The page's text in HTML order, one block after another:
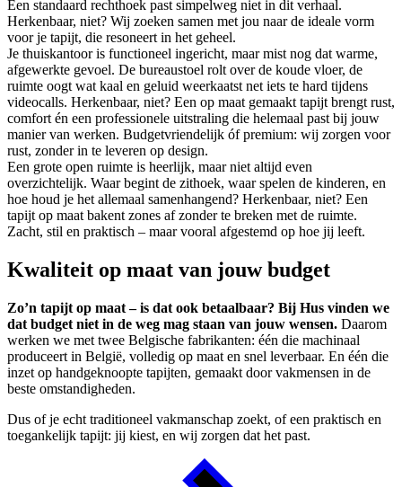
Een standaard rechthoek past simpelweg niet in dit verhaal.
Herkenbaar, niet? Wij zoeken samen met jou naar de ideale vorm
voor je tapijt, die resoneert in het geheel.
Je thuiskantoor is functioneel ingericht, maar mist nog dat warme,
afgewerkte gevoel. De bureaustoel rolt over de koude vloer, de
ruimte oogt wat kaal en geluid weerkaatst net iets te hard tijdens
videocalls. Herkenbaar, niet? Een op maat gemaakt tapijt brengt rust,
comfort én een professionele uitstraling die helemaal past bij jouw
manier van werken. Budgetvriendelijk óf premium: wij zorgen voor
rust, zonder in te leveren op design.
Een grote open ruimte is heerlijk, maar niet altijd even
overzichtelijk. Waar begint de zithoek, waar spelen de kinderen, en
hoe houd je het allemaal samenhangend? Herkenbaar, niet? Een
tapijt op maat bakent zones af zonder te breken met de ruimte.
Zacht, stil en praktisch – maar vooral afgestemd op hoe jij leeft.
Kwaliteit op maat van jouw budget
Zo’n tapijt op maat – is dat ook betaalbaar? Bij Hus vinden we
dat budget niet in de weg mag staan van jouw wensen. Daarom
werken we met twee Belgische fabrikanten: één die machinaal
produceert in België, volledig op maat en snel leverbaar. En één die
inzet op handgeknoopte tapijten, gemaakt door vakmensen in de
beste omstandigheden.
Dus of je echt traditioneel vakmanschap zoekt, of een praktisch en
toegankelijk tapijt: jij kiest, en wij zorgen dat het past.